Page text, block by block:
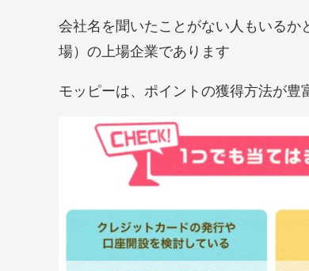
会社名を聞いたことがない人もいる
場）の上場企業であります
モッピーは、ポイントの獲得方法が豊